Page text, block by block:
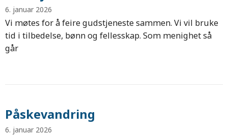
6. januar 2026
Vi møtes for å feire gudstjeneste sammen. Vi vil bruke
tid i tilbedelse, bønn og fellesskap. Som menighet så
går
Påskevandring
6. januar 2026